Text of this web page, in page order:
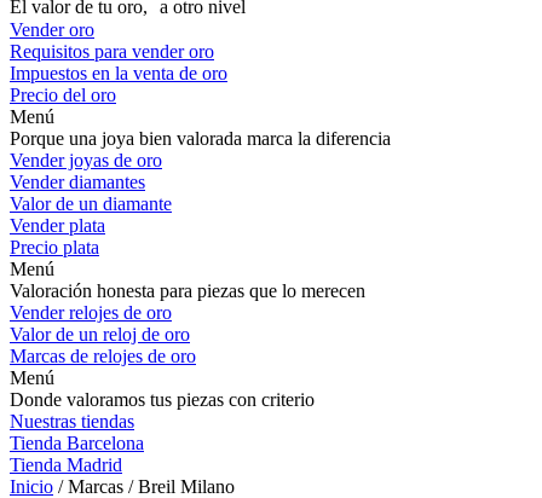
El valor de tu oro, a otro nivel
Vender oro
Requisitos para vender oro
Impuestos en la venta de oro
Precio del oro
Menú
Porque una joya bien valorada marca la diferencia
Vender joyas de oro
Vender diamantes
Valor de un diamante
Vender plata
Precio plata
Menú
Valoración honesta para piezas que lo merecen
Vender relojes de oro
Valor de un reloj de oro
Marcas de relojes de oro
Menú
Donde valoramos tus piezas con criterio
Nuestras tiendas
Tienda Barcelona
Tienda Madrid
Inicio / Marcas / Breil Milano